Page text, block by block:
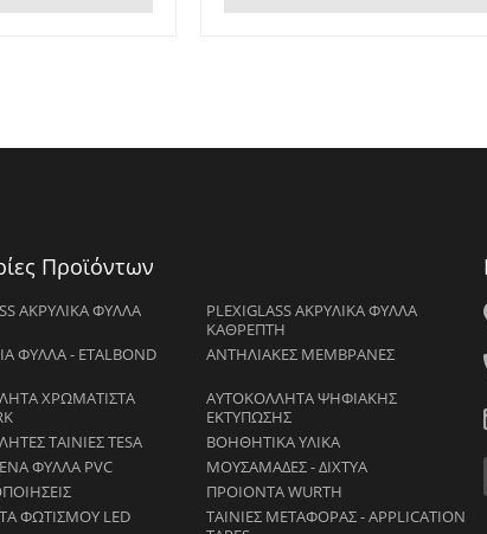
Προϊόντων
ΑΚΡΥΛΙΚΑ ΦΥΛΛΑ
PLEXIGLASS ΑΚΡΥΛΙΚΑ ΦΥΛΛΑ
ΚΑΘΡΕΠΤΗ
ΦΥΛΛΑ - ETALBOND
ΑΝΤΗΛΙΑΚΕΣ ΜΕΜΒΡΑΝΕΣ
ΧΡΩΜΑΤΙΣΤΑ
ΑΥΤΟΚΟΛΛΗΤΑ ΨΗΦΙΑΚΗΣ
ΕΚΤΥΠΩΣΗΣ
ΤΑΙΝΙΕΣ TESA
ΒΟΗΘΗΤΙΚΑ ΥΛΙΚΑ
ΦΥΛΛΑ PVC
ΜΟΥΣΑΜΑΔΕΣ - ΔΙΧΤΥΑ
ΠΡΟΙΟΝΤΑ WURTH
ΦΩΤΙΣΜΟΥ LED
ΤΑΙΝΙΕΣ ΜΕΤΑΦΟΡΑΣ - APPLICATION